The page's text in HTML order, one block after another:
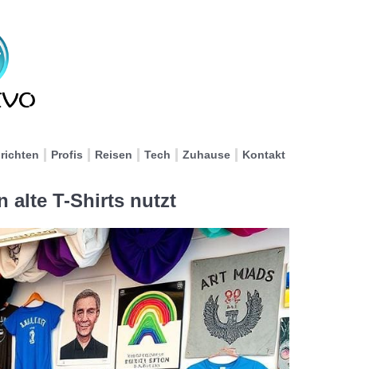
Profis Reisen Tech Zuhause Kontakt
alte T-Shirts nutzt